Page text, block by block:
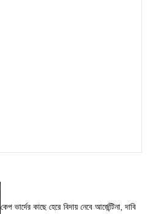
কেপ ভার্দের কাছে হেরে বিদায় নেবে আর্জেন্টিনা, দাবি